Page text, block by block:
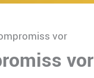
vor
vor